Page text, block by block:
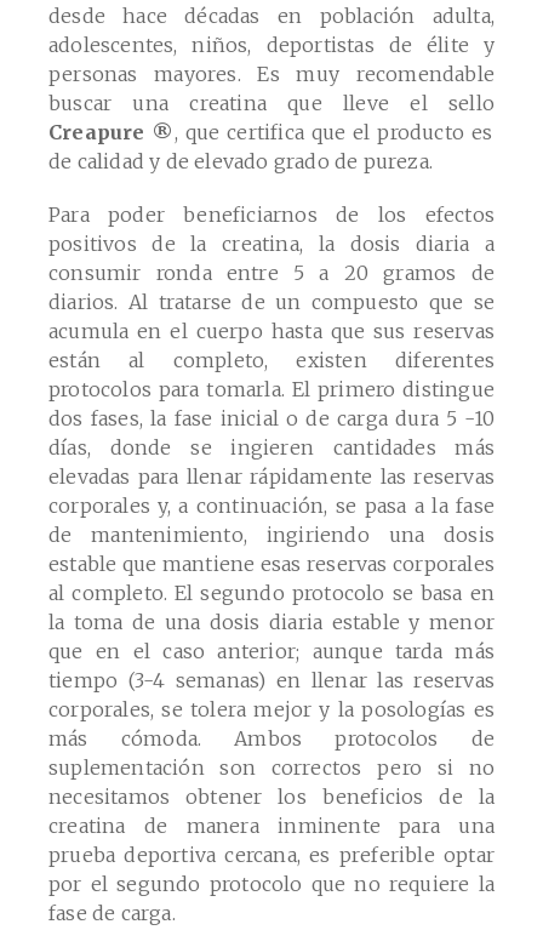
desde hace décadas en población adulta,
adolescentes, niños, deportistas de élite y
personas mayores. Es muy recomendable
buscar una creatina que lleve el sello
Creapure ®, que certifica que el producto es
de calidad y de elevado grado de pureza.
Para poder beneficiarnos de los efectos
positivos de la creatina, la dosis diaria a
consumir ronda entre 5 a 20 gramos de
diarios. Al tratarse de un compuesto que se
acumula en el cuerpo hasta que sus reservas
están al completo, existen diferentes
protocolos para tomarla. El primero distingue
dos fases, la fase inicial o de carga dura 5 -10
días, donde se ingieren cantidades más
elevadas para llenar rápidamente las reservas
corporales y, a continuación, se pasa a la fase
de mantenimiento, ingiriendo una dosis
estable que mantiene esas reservas corporales
al completo. El segundo protocolo se basa en
la toma de una dosis diaria estable y menor
que en el caso anterior; aunque tarda más
tiempo (3-4 semanas) en llenar las reservas
corporales, se tolera mejor y la posologías es
más cómoda. Ambos protocolos de
suplementación son correctos pero si no
necesitamos obtener los beneficios de la
creatina de manera inminente para una
prueba deportiva cercana, es preferible optar
por el segundo protocolo que no requiere la
fase de carga.